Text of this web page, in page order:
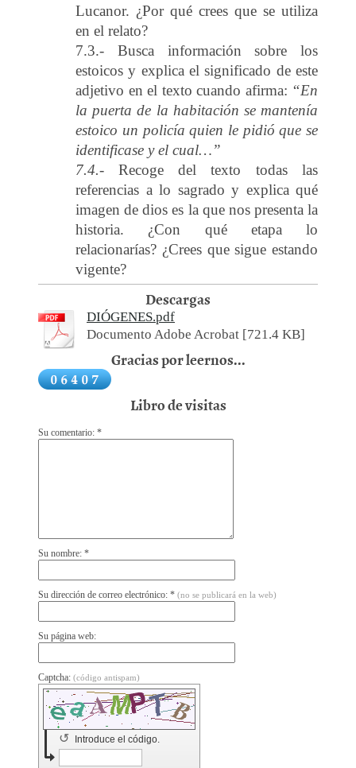
Lucanor. ¿Por qué crees que se utiliza
en el relato?
7.3.- Busca información sobre los
estoicos y explica el significado de este
adjetivo en el texto cuando afirma: “En
la puerta de la habitación se mantenía
estoico un policía quien le pidió que se
identificase y el cual…”
7.4.-
Recoge del texto todas las
referencias a lo sagrado y explica qué
imagen de dios es la que nos presenta la
historia. ¿Con qué etapa lo
relacionarías? ¿Crees que sigue estando
vigente?
Descargas
DIÓGENES.pdf
Documento Adobe Acrobat [721.4 KB]
Gracias por leernos...
Libro de visitas
Su comentario: *
Su nombre: *
Su dirección de correo electrónico: * (no se publicará en la web)
Su página web:
Captcha: (código antispam)
Introduce el código.
↺